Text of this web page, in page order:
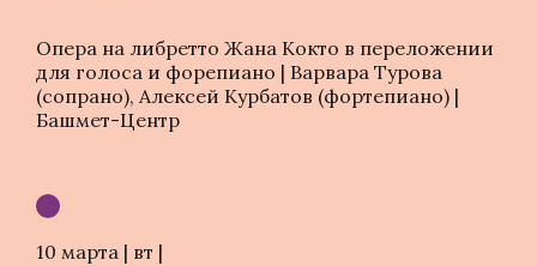
Опера на либретто Жана Кокто в переложении
для голоса и форепиано | Варвара Турова
(сопрано), Алексей Курбатов (фортепиано) |
Башмет-Центр
10 марта | вт |